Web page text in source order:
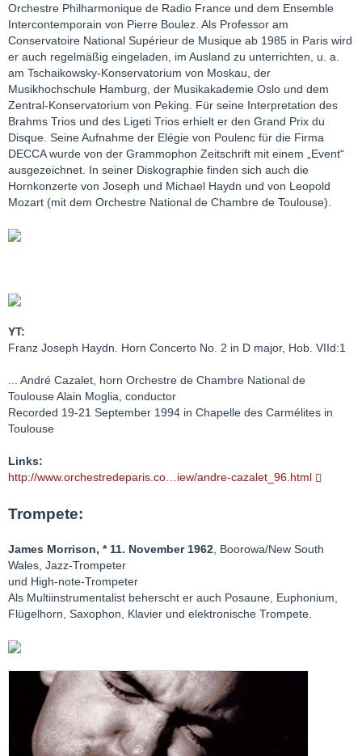
Orchestre Philharmonique de Radio France und dem Ensemble
Intercontemporain von Pierre Boulez. Als Professor am
Conservatoire National Supérieur de Musique ab 1985 in Paris wird
er auch regelmäßig eingeladen, im Ausland zu unterrichten, u. a.
am Tschaikowsky-Konservatorium von Moskau, der
Musikhochschule Hamburg, der Musikakademie Oslo und dem
Zentral-Konservatorium von Peking. Für seine Interpretation des
Brahms Trios und des Ligeti Trios erhielt er den Grand Prix du
Disque. Seine Aufnahme der Elégie von Poulenc für die Firma
DECCA wurde von der Grammophon Zeitschrift mit einem „Event“
ausgezeichnet. In seiner Diskographie finden sich auch die
Hornkonzerte von Joseph und Michael Haydn und von Leopold
Mozart (mit dem Orchestre National de Chambre de Toulouse).
YT:
Franz Joseph Haydn. Horn Concerto No. 2 in D major, Hob. VIId:1
... André Cazalet, horn Orchestre de Chambre National de
Toulouse Alain Moglia, conductor
Recorded 19-21 September 1994 in Chapelle des Carmélites in
Toulouse
Links:
http://www.orchestredeparis.co…iew/andre-cazalet_96.html
Trompete:
James Morrison, * 11. November 1962 , Boorowa/New South
Wales, Jazz-Trompeter
und High-note-Trompeter
Als Multiinstrumentalist beherscht er auch Posaune, Euphonium,
Flügelhorn, Saxophon, Klavier und elektronische Trompete.